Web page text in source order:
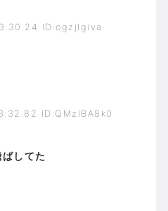
ID:ogzjIgiva
ID:QMzlBA8k0
してた